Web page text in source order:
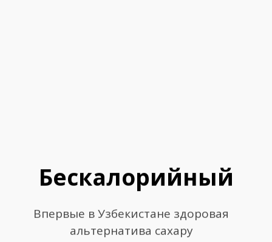
Бескалорийный
Впервые в Узбекистане здоровая
альтернатива сахару